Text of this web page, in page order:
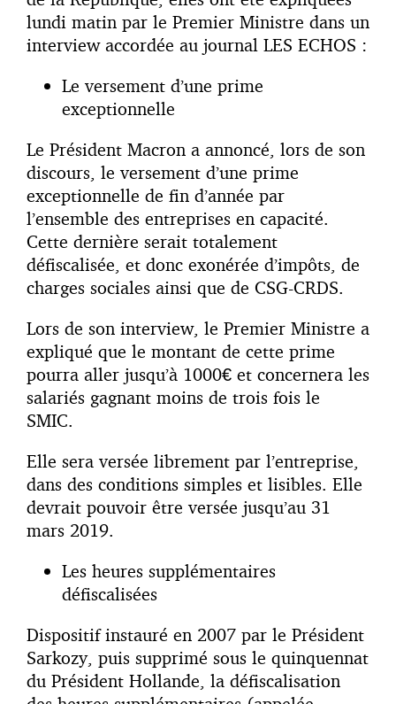
lundi matin par le Premier Ministre dans un
interview accordée au journal LES ECHOS :
Le versement d’une prime
exceptionnelle
Le Président Macron a annoncé, lors de son
discours, le versement d’une prime
exceptionnelle de fin d’année par
l’ensemble des entreprises en capacité.
Cette dernière serait totalement
défiscalisée, et donc exonérée d’impôts, de
charges sociales ainsi que de CSG-CRDS.
Lors de son interview, le Premier Ministre a
expliqué que le montant de cette prime
pourra aller jusqu’à 1000€ et concernera les
salariés gagnant moins de trois fois le
SMIC.
Elle sera versée librement par l’entreprise,
dans des conditions simples et lisibles. Elle
devrait pouvoir être versée jusqu’au 31
mars 2019.
Les heures supplémentaires
défiscalisées
Dispositif instauré en 2007 par le Président
Sarkozy, puis supprimé sous le quinquennat
du Président Hollande, la défiscalisation